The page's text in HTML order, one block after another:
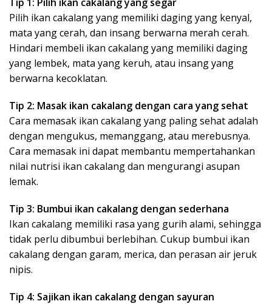
Pilih ikan cakalang yang memiliki daging yang kenyal,
mata yang cerah, dan insang berwarna merah cerah.
Hindari membeli ikan cakalang yang memiliki daging
yang lembek, mata yang keruh, atau insang yang
berwarna kecoklatan.
Tip 2: Masak ikan cakalang dengan cara yang sehat
Cara memasak ikan cakalang yang paling sehat adalah
dengan mengukus, memanggang, atau merebusnya.
Cara memasak ini dapat membantu mempertahankan
nilai nutrisi ikan cakalang dan mengurangi asupan
lemak.
Tip 3: Bumbui ikan cakalang dengan sederhana
Ikan cakalang memiliki rasa yang gurih alami, sehingga
tidak perlu dibumbui berlebihan. Cukup bumbui ikan
cakalang dengan garam, merica, dan perasan air jeruk
nipis.
Tip 4: Sajikan ikan cakalang dengan sayuran